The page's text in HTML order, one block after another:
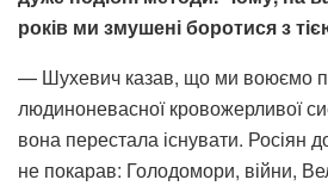
років ми змушені боротися з
— Шухевич казав, що ми воюємо
людиноневасної кровожерливої
вона перестала існувати. Росіян
не покарав: Голодомори, війни,